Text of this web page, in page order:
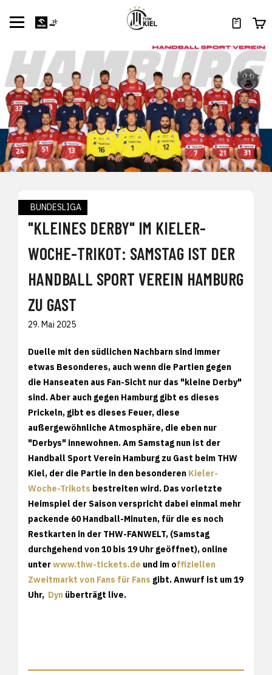
BUNDESLIGA
"KLEINES DERBY" IM KIELER-
WOCHE-TRIKOT: SAMSTAG IST DER
HANDBALL SPORT VEREIN HAMBURG
ZU GAST
29. Mai 2025
Duelle mit den südlichen Nachbarn sind immer
etwas Besonderes, auch wenn die Partien gegen
die Hanseaten aus Fan-Sicht nur das "kleine Derby"
sind. Aber auch gegen Hamburg gibt es dieses
Prickeln, gibt es dieses Feuer, diese
außergewöhnliche Atmosphäre, die eben nur
"Derbys" innewohnen. Am Samstag nun ist der
Handball Sport Verein Hamburg zu Gast beim THW
Kiel, der die Partie in den besonderen Kieler-
Woche-Trikots bestreiten wird. Das vorletzte
Heimspiel der Saison verspricht dabei einmal mehr
packende 60 Handball-Minuten, für die es noch
Restkarten in der THW-FANWELT, (Samstag
durchgehend von 10 bis 19 Uhr geöffnet), online
unterwww.thw-tickets.de und im offiziellen
Zweitmarkt von Fans für Fans gibt. Anwurf ist um 19
Uhr, Dyn überträgt live.